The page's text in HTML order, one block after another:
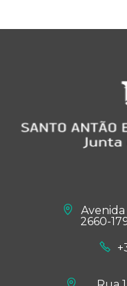
Avenida
2660-